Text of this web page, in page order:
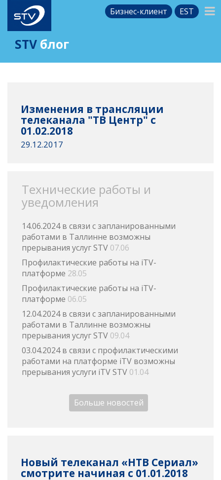
Бизнес-клиент EST
STV блог
Изменения в трансляции
телеканала "ТВ Центр" c
01.02.2018
29.12.2017
Технические работы и
уведомления
14.06.2024 в связи с запланированными
работами в Таллинне возможны
прерывания услуг STV 07.06
Профилактические работы на iTV-
платформе 28.05
Профилактические работы на iTV-
платформе 06.05
12.04.2024 в связи с запланированными
работами в Таллинне возможны
прерывания услуг STV 09.04
03.04.2024 в связи с профилактическими
работами на платформе iTV возможны
прерывания услуги iTV STV 01.04
Больше новостей
Новый телеканал «НТВ Сериал»
смотрите начиная с 01.01.2018